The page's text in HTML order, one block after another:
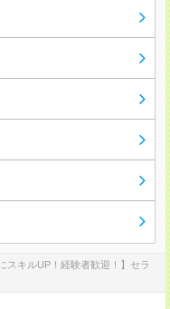
スキルUP！経験者歓迎！】セラ